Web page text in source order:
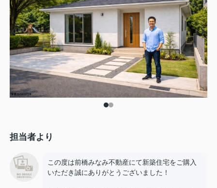
担当者より
この度は前橋みなみ不動産にて新築住宅をご購入
いただき誠にありがとうございました！